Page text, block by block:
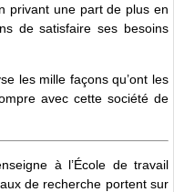
privant une part de plus en
de satisfaire ses besoins
les mille façons qu’ont les
avec cette société de
à l’École de travail
de recherche portent sur